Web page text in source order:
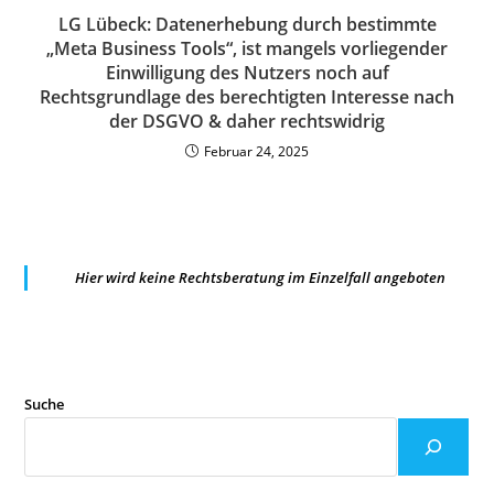
LG Lübeck: Datenerhebung durch bestimmte
„Meta Business Tools“, ist mangels vorliegender
Einwilligung des Nutzers noch auf
Rechtsgrundlage des berechtigten Interesse nach
der DSGVO & daher rechtswidrig
Februar 24, 2025
Hier wird keine Rechtsberatung im Einzelfall angeboten
Suche